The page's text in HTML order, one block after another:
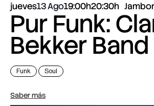
jueves13 Ago19:00h20:30h
Pur Funk:
Bekker Band
Funk Soul
Saber más